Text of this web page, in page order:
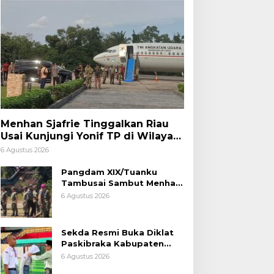
Menhan Sjafrie Tinggalkan Riau
Usai Kunjungi Yonif TP di Wilayah
Kodam XIX/Tuanku Tambusai
6 Agustus 2026
Pangdam XIX/Tuanku
Tambusai Sambut Menhan
Sjafrie di Pekanbaru, Ada
6 Agustus 2026
Sekda Resmi Buka Diklat
Paskibraka Kabupaten
Pelalawan Tahun 2026
6 Agustus 2026